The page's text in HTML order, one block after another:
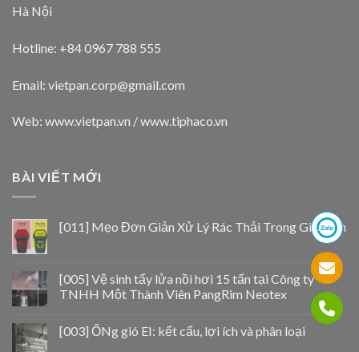
Hà Nội
Hotline: +84 0967 788 555
Email: vietpan.corp@gmail.com
Web: www.vietpan.vn / www.tiphaco.vn
BÀI VIẾT MỚI
[011] Mẹo Đơn Giản Xử Lý Rác Thải Trong Gia Đình
[005] Vệ sinh tẩy lửa nồi hơi 15 tấn tại Công ty
TNHH Một Thành Viên PangRim Neotex
[003] ỐNg gió EI: kết cấu, lợi ích và phân loại